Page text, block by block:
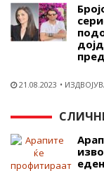
21.08.2023
еден